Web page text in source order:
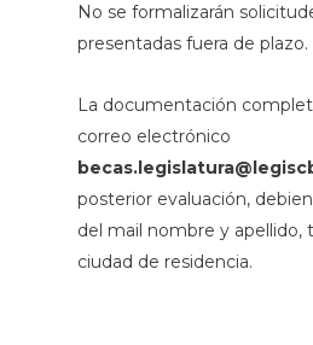
No se formalizarán
presentadas fuera de plazo.
La documentación
correo electrónico
posterior evaluación,
del mail nombre y
ciudad de residencia.